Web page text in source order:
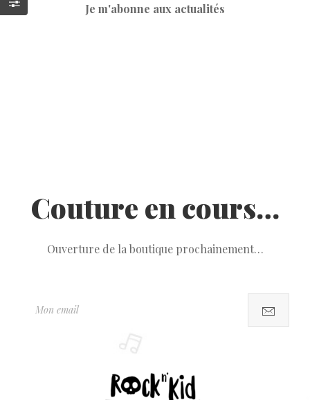
Couture en cours…
Ouverture de la boutique prochainement…